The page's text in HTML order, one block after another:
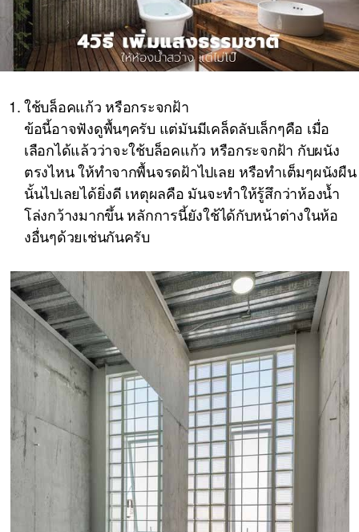
ใช้บล็อคแก้ว หรือกระจกฝ้า
ข้อนี้อาจฟังดูพื้นๆครับ แต่มันมีเคล็ดลับเล็กๆคือ เมื่อ
เลือกได้แล้วว่าจะใช้บล็อคแก้ว หรือกระจกฝ้า กับผนัง
ตรงไหน ให้ทำจากพื้นจรดฝ้าไปเลย หรือทำเต็มๆผนังผืน
นั้นไปเลยได้ยิ่งดี เหตุผลคือ มันจะทำให้รู้สึกว่าห้องน้ำ
โล่งกว้างมากขึ้น หลักการนี้ยังใช้ได้กับหน้าต่างในห้อ
งอื่นๆด้วยเช่นกันครับ